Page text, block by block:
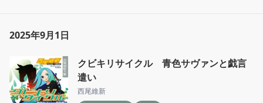
2025年9月1日
クビキリサイクル 青色サヴァンと戯言
遣い
西尾維新